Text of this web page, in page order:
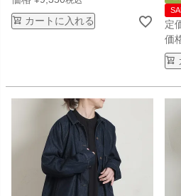
カートに入れる 定
価